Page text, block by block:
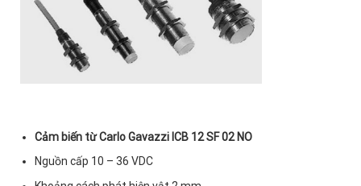
Cảm biến từ Carlo Gavazzi ICB 12 SF 02 NO
Nguồn cấp 10 – 36 VDC